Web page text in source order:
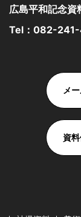
広島平和記念資
Tel： 082-
メ
資